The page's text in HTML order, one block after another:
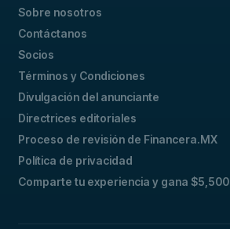
Sobre nosotros
Contáctanos
Socios
Términos y Condiciones
Divulgación del anunciante
Directrices editoriales
Proceso de revisión de Financera.MX
Política de privacidad
Comparte tu experiencia y gana $5,500